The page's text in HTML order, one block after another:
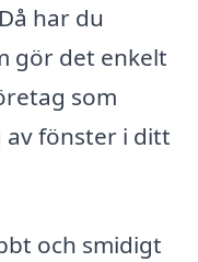
har du
gör det enkelt
som
fönster i ditt
och smidigt